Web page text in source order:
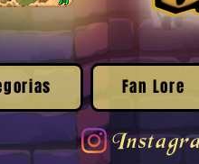
Fan Lore